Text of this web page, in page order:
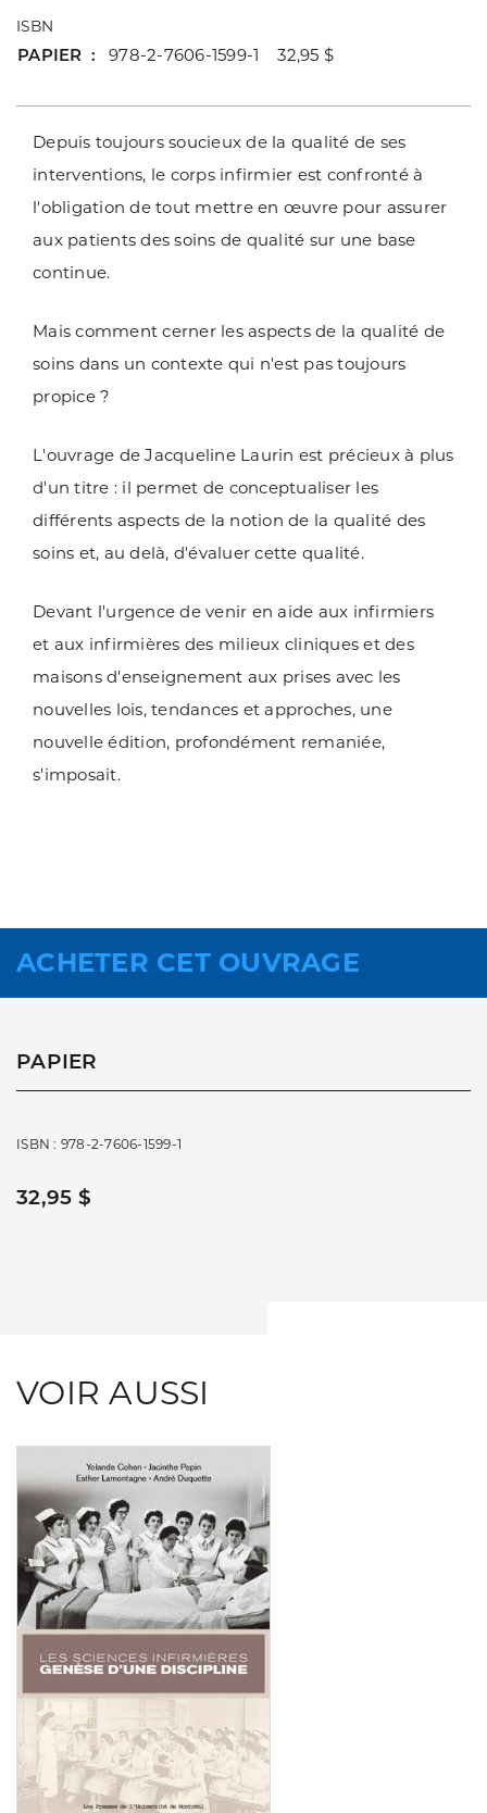
ISBN
PAPIER 978-2-7606-1599-1 32,95 $
Depuis toujours soucieux de la qualité de ses
interventions, le corps infirmier est confronté à
l'obligation de tout mettre en œuvre pour assurer
aux patients des soins de qualité sur une base
continue.
Mais comment cerner les aspects de la qualité de
soins dans un contexte qui n'est pas toujours
propice ?
L'ouvrage de Jacqueline Laurin est précieux à plus
d'un titre : il permet de conceptualiser les
différents aspects de la notion de la qualité des
soins et, au delà, d'évaluer cette qualité.
Devant l'urgence de venir en aide aux infirmiers
et aux infirmières des milieux cliniques et des
maisons d'enseignement aux prises avec les
nouvelles lois, tendances et approches, une
nouvelle édition, profondément remaniée,
s'imposait.
ACHETER CET OUVRAGE
PAPIER
ISBN : 978-2-7606-1599-1
32,95 $
VOIR AUSSI